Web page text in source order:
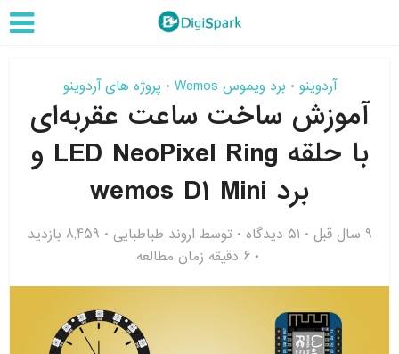
آردوینو • برد ویموس Wemos • پروژه های آردوینو
آموزش ساخت ساعت عقربه‌ای
با حلقه LED NeoPixel Ring و
برد wemos D1 Mini
9 سال قبل ۵۱ دیدگاه توسط اروند طباطبایی
8,459 بازدید
6 دقیقه زمان مطالعه